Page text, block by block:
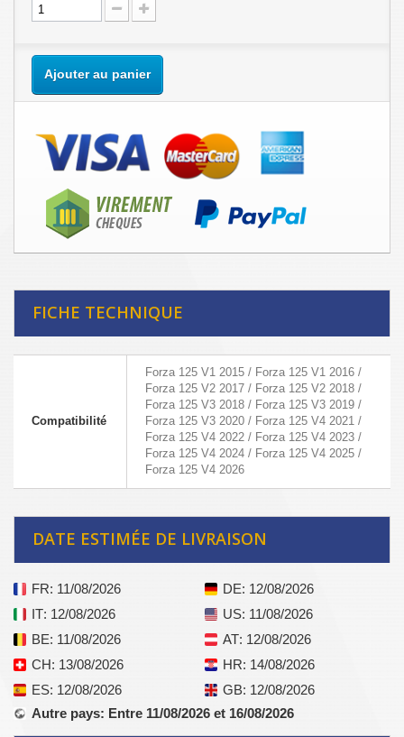
Ajouter au panier
FICHE TECHNIQUE
Compatibilité
Forza 125 V1 2015 / Forza 125 V1 2016 /
Forza 125 V2 2017 / Forza 125 V2 2018 /
Forza 125 V3 2018 / Forza 125 V3 2019 /
Forza 125 V3 2020 / Forza 125 V4 2021 /
Forza 125 V4 2022 / Forza 125 V4 2023 /
Forza 125 V4 2024 / Forza 125 V4 2025 /
Forza 125 V4 2026
DATE ESTIMÉE DE LIVRAISON
FR: 11/08/2026 DE: 12/08/2026
IT: 12/08/2026 US: 11/08/2026
BE: 11/08/2026 AT: 12/08/2026
CH: 13/08/2026 HR: 14/08/2026
ES: 12/08/2026 GB: 12/08/2026
Autre pays: Entre 11/08/2026 et 16/08/2026